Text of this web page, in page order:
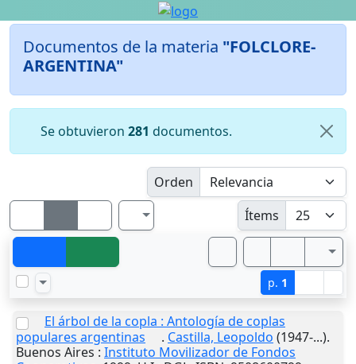
Documentos de la materia "FOLCLORE-
ARGENTINA"
Se obtuvieron 281 documentos.
Orden
Ítems
p. 1
El árbol de la copla : Antología de coplas
populares argentinas
. Castilla, Leopoldo (1947-...).
Buenos Aires : Instituto Movilizador de Fondos